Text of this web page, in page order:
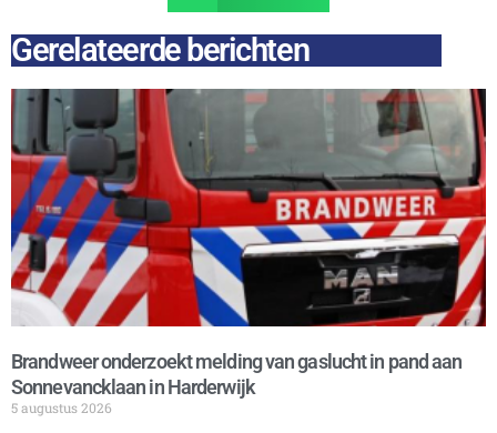
Gerelateerde berichten
Brandweer onderzoekt melding van gaslucht in pand aan
Sonnevancklaan in Harderwijk
5 augustus 2026